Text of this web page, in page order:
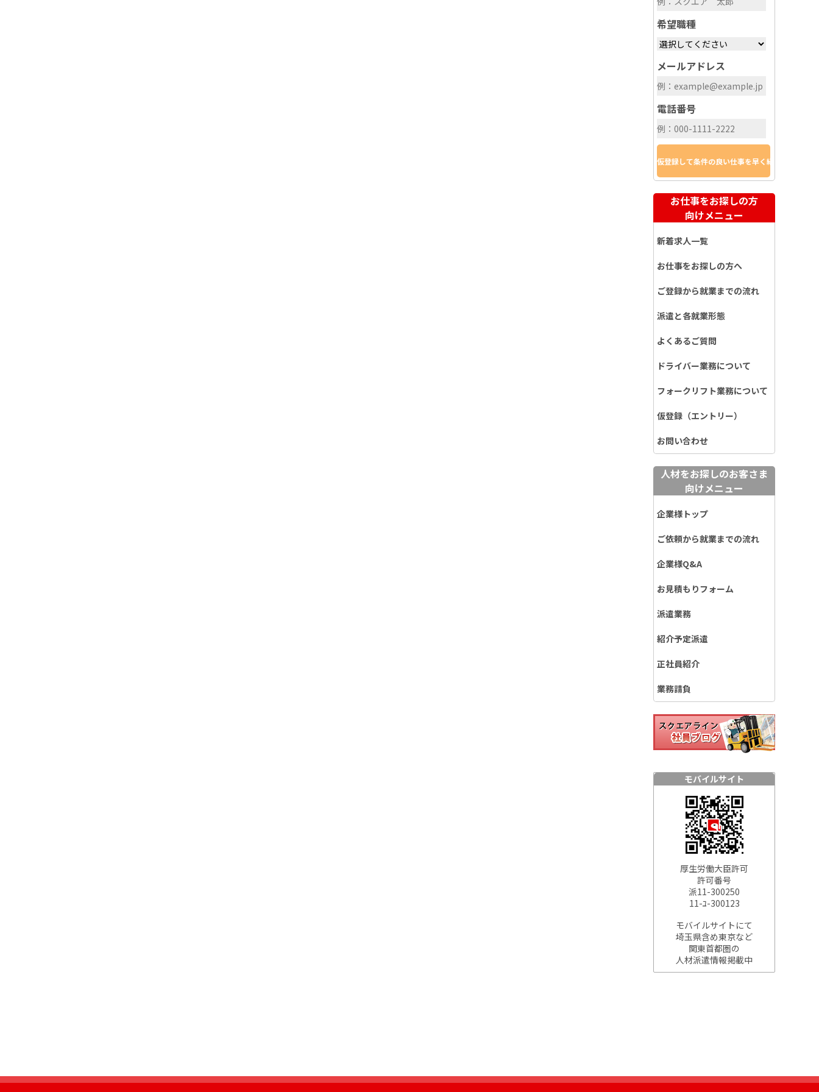
希望職種
メールアドレス
電話番号
お仕事をお探しの方
向けメニュー
新着求人一覧
お仕事をお探しの方へ
ご登録から就業までの流れ
派遣と各就業形態
よくあるご質問
ドライバー業務について
フォークリフト業務について
仮登録（エントリー）
お問い合わせ
人材をお探しのお客さま
向けメニュー
企業様トップ
ご依頼から就業までの流れ
企業様Q&A
お見積もりフォーム
派遣業務
紹介予定派遣
正社員紹介
業務請負
モバイルサイト
厚生労働大臣許可
許可番号
派11-300250
11-ﾕ-300123
モバイルサイトにて
埼玉県含め東京など
関東首都圏の
人材派遣情報掲載中